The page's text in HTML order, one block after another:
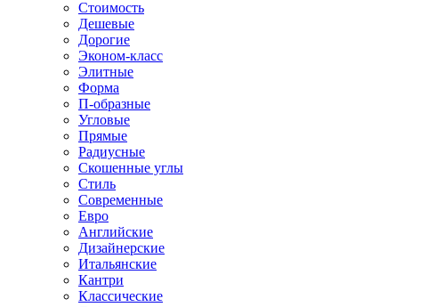
Стоимость
Дешевые
Дорогие
Эконом-класс
Элитные
Форма
П-образные
Угловые
Прямые
Радиусные
Скошенные углы
Стиль
Современные
Евро
Английские
Дизайнерские
Итальянские
Кантри
Классические